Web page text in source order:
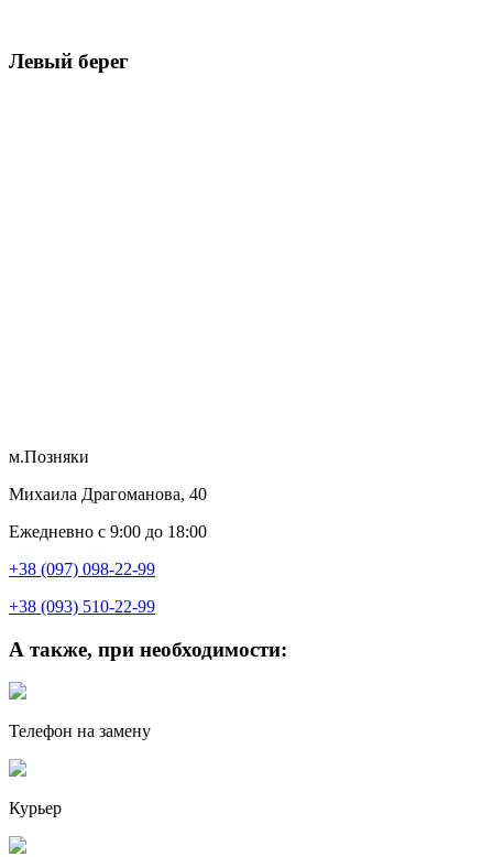
Левый берег
м.Позняки
Михаила Драгоманова, 40
Ежедневно с 9:00 до 18:00
+38 (097) 098-22-99
+38 (093) 510-22-99
А также, при необходимости:
Телефон на замену
Курьер